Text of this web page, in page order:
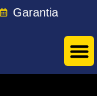
Garantia